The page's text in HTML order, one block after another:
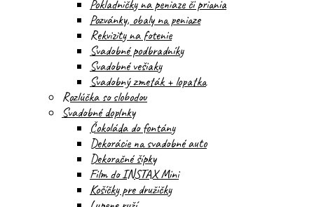
Pokladničky na peniaze či priania
Pozvánky, obaly na peniaze
Rekvizity na fotenie
Svadobné podbradníky
Svadobné vešiaky
Svadobný zmeták + lopatka
Rozlúčka so slobodou
Svadobné doplnky
Čokoláda do fontány
Dekorácie na svadobné auto
Dekoračné šípky
Film do INSTAX Mini
Košíčky pre družičky